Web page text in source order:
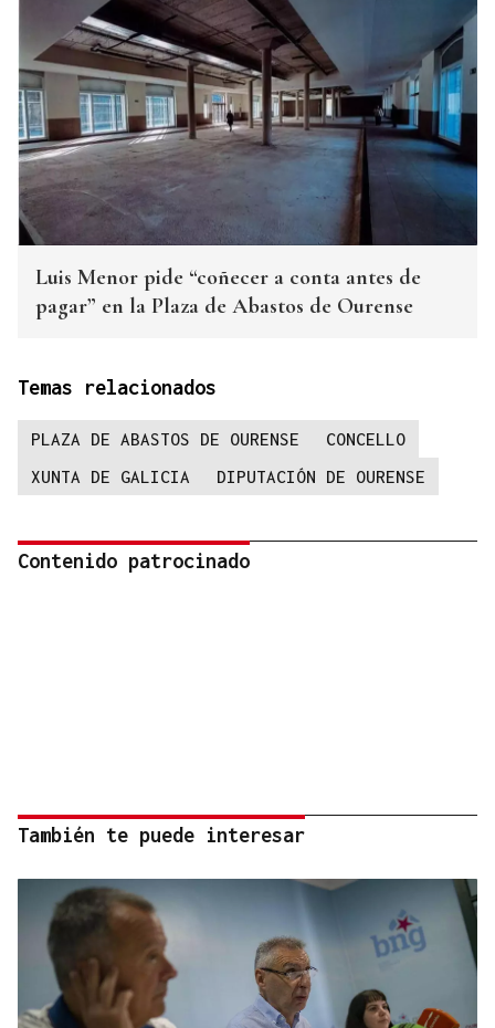
Luis Menor pide “coñecer a conta antes de
pagar” en la Plaza de Abastos de Ourense
Temas relacionados
PLAZA DE ABASTOS DE OURENSE
CONCELLO
XUNTA DE GALICIA
DIPUTACIÓN DE OURENSE
Contenido patrocinado
También te puede interesar